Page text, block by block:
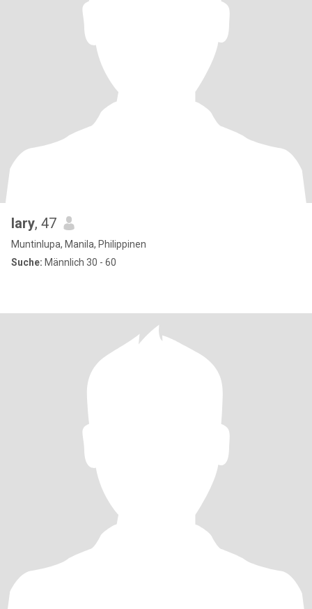
lary, 47
Muntinlupa, Manila, Philippinen
Suche: Männlich 30 - 60